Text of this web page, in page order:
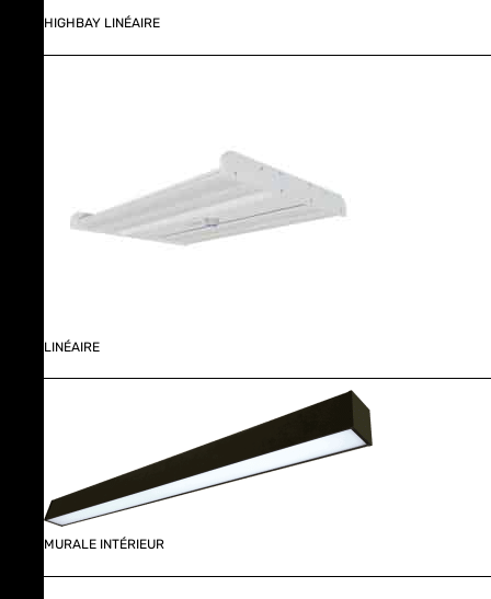
HIGHBAY LINÉAIRE
LINÉAIRE
MURALE INTÉRIEUR